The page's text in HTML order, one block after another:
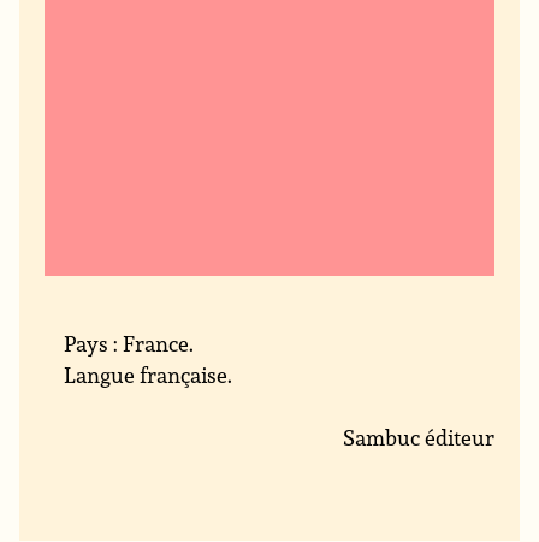
Pays : France.
Langue française.
Sambuc éditeur